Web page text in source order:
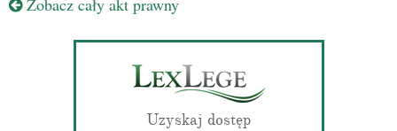
Zobacz cały akt prawny
Uzyskaj dostęp